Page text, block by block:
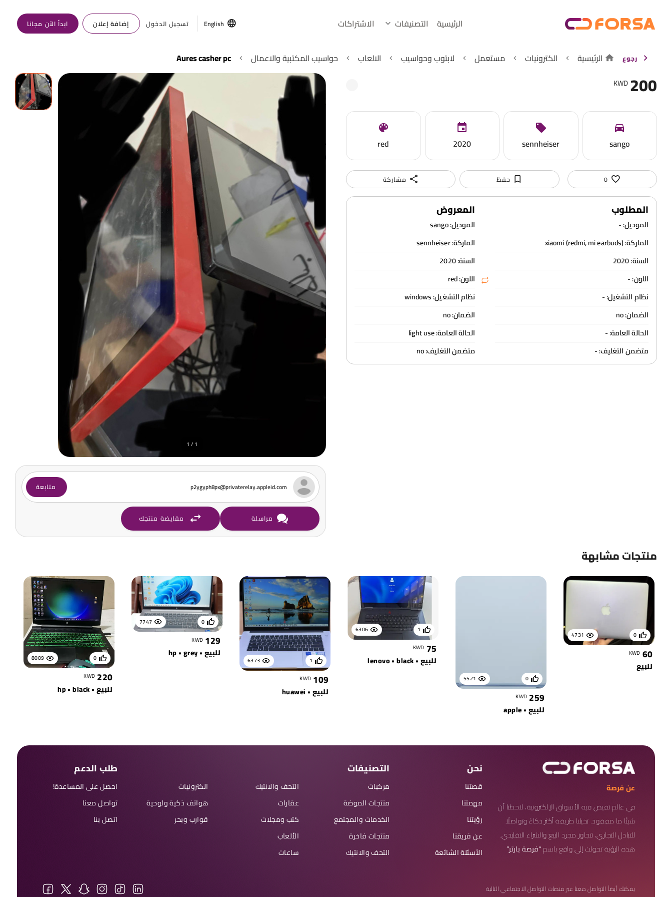
الرئيسية التصنيفات الاشتراكات English تسجيل الدخول إضافة إعلان ابدأ الآن مجانا
رجوع الرئيسية الكترونيات مستعمل لابتوب وحواسيب الالعاب حواسيب المكتبية والاعمال Aures casher pc
200
KWD
sango
sennheiser
2020
red
0 حفظ مشاركة
المطلوب
الموديل: -
الماركة: xiaomi (redmi, mi earbuds)
السنة: 2020
اللون: -
نظام التشغيل: -
الضمان: no
الحالة العامة: -
متضمن التغليف: -
المعروض
الموديل: sango
الماركة: sennheiser
السنة: 2020
اللون: red
نظام التشغيل: windows
الضمان: no
الحالة العامة: light use
متضمن التغليف: no
1 / 1
p2ygyph8px@privaterelay.appleid.com متابعة
مراسلة مقايضة منتجك
منتجات مشابهة
4731 0
60
KWD
للبيع
5521 0
259
KWD
للبيع • apple
6306 1
75
KWD
للبيع • lenovo • black 6373 1
109
KWD
للبيع • huawei
7747 0
129
KWD
للبيع • hp • grey 8009 0
220
KWD
للبيع • hp • black
عن فرصة
في عالم تفيض فيه الأسواق الإلكترونية، لاحظنا أن
شيئًا ما مفقود. تخيلنا طريقة أكثر ذكاءً وتواصلًا
للتبادل التجاري، تتجاوز مجرد البيع والشراء التقليدي.
هذه الرؤية تحولت إلى واقع باسم“فرصة بارتر”
نحن
قصتنا
مهمتنا
رؤيتنا
عن فريقنا
الأسئلة الشائعة
التصنيفات
مركبات
منتجات الموضة
الخدمات والمجتمع
منتجات فاخرة
التحف والانتيك
التحف والانتيك
عقارات
كتب ومجلات
الألعاب
ساعات
الكترونيات
هواتف ذكية ولوحية
قوارب وبحر
طلب الدعم
احصل على المساعدة!
تواصل معنا
اتصل بنا
يمكنك أيضاً التواصل معنا عبر منصات التواصل الاجتماعي التالية